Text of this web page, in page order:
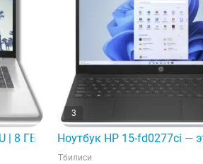
| 8 ГБ | 512 ГБ SSD | 15,6"
3
Ноутбук HP 15-fd0277ci —
Тбилиси